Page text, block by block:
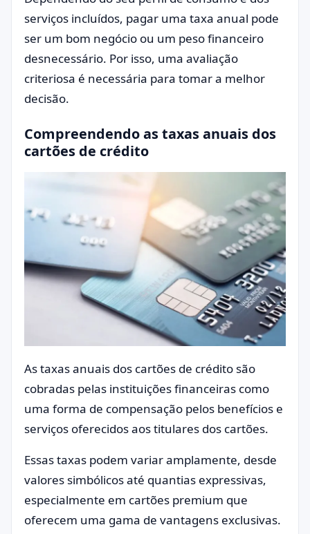
serviços incluídos, pagar uma taxa anual pode
ser um bom negócio ou um peso financeiro
desnecessário. Por isso, uma avaliação
criteriosa é necessária para tomar a melhor
decisão.
Compreendendo as taxas anuais dos
cartões de crédito
As taxas anuais dos cartões de crédito são
cobradas pelas instituições financeiras como
uma forma de compensação pelos benefícios e
serviços oferecidos aos titulares dos cartões.
Essas taxas podem variar amplamente, desde
valores simbólicos até quantias expressivas,
especialmente em cartões premium que
oferecem uma gama de vantagens exclusivas.